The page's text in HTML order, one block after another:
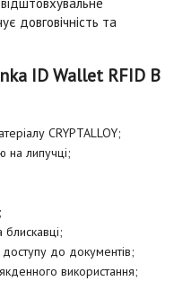
довговічність та
ID Wallet RFID B
CRYPTALLOY;
на липучці;
до документів;
використання;